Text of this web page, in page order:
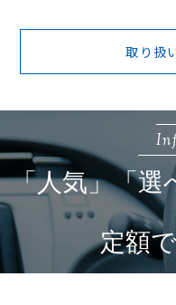
取り扱
「人気」「選
定額